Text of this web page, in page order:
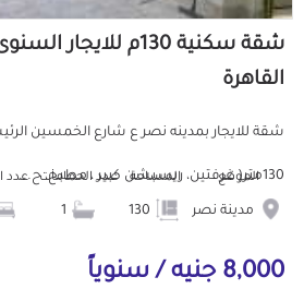
شقة سكنية 130م
القاهرة
شقة للايجار بمدينه نصر ع شارع الخمسين
130متر( غرفتين، ريسبشن كبير ، مطبخ، ح... الموقع
مدينة نصر
المساحة عدد الحمامات عدد
8,000 جنيه / سنوياً